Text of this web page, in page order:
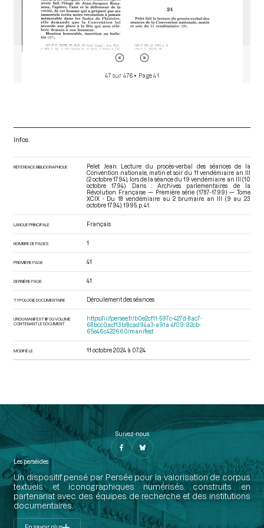
47 sur 476 • Page 41
Infos
RÉFÉRENCE BIBLIOGRAPHIQUE
Pelet Jean. Lecture du procès-verbal des séances de la
Convention nationale, matin et soir du 11 vendémiaire an III
(2 octobre 1794), lors de la séance du 19 vendémiaire an III (10
octobre 1794). Dans : Archives parlementaires de la
Révolution Française — Première série (1787-1799) — Tome
XCIX - Du 18 vendémiaire au 2 brumaire an III (9 au 23
octobre 1794) . 1995. p. 41.
LANGUE PRINCIPALE Français
NOMBRE DE PAGES 1
PREMIÈRE PAGE 41
DERNIÈRE PAGE 41
TYPOLOGIE DOCUMENTAIRE Déroulement des séances
URI DU MANIFEST IIIF DU VOLUME
CONTENANT LE DOCUMENT
https://iiif.persee.fr/b0e2cf11-597c-427d-8ac7-
68bcc0acf13b/8cad94a3-a91a-4f09-92cb-
65e46c422660/manifest
MODIFIÉ LE 11 octobre 2024 à 07:24
Suivez-nous
Les perséides
Un dispositif pensé par Persée pour la valorisation de corpus
textuels et iconographiques numérisés construits en
partenariat avec des équipes de recherche et des institutions
documentaires.